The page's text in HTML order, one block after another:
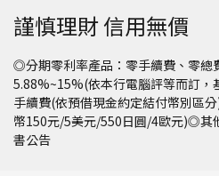
謹慎理財 信用無價
◎分期零利率產品：零手續費、零總
5.88%~15%(依本行電腦評等而訂
手續費(依預借現金約定結付幣別區
幣150元/5美元/550日圓/4歐元)◎其
書公告